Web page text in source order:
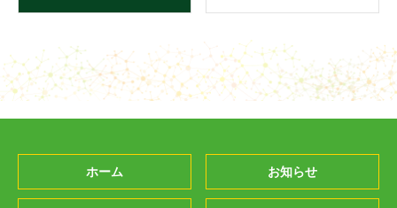
ホーム お知らせ